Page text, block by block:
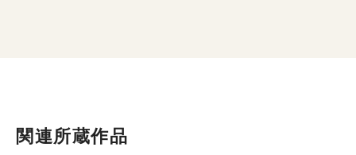
関連所蔵作品